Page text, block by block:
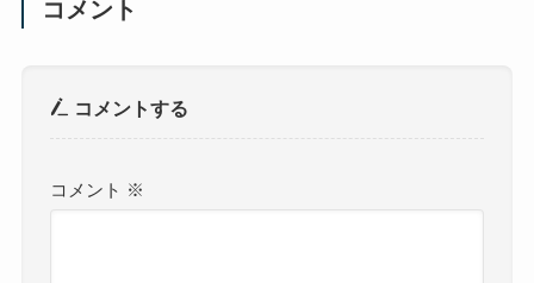
コメント
コメントする
コメント ※